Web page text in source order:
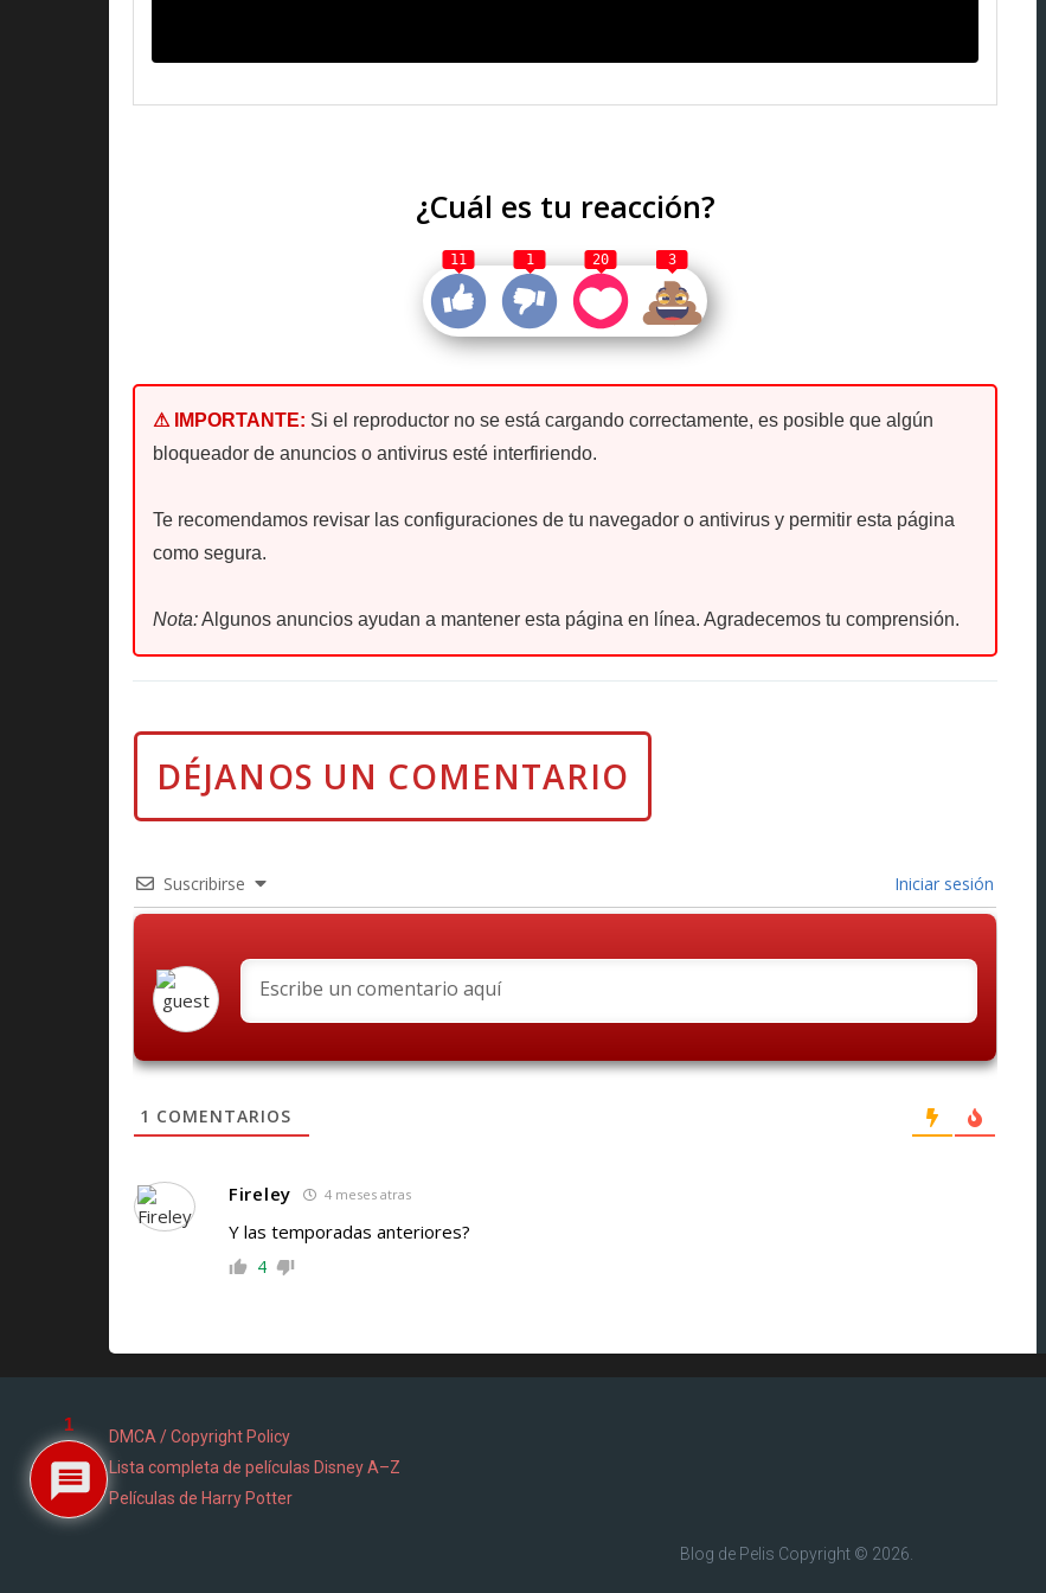
¿Cuál es tu reacción?
11 1 20 3
⚠ IMPORTANTE: Si el reproductor no se está cargando correctamente, es posible que algún
bloqueador de anuncios o antivirus esté interfiriendo.
Te recomendamos revisar las configuraciones de tu navegador o antivirus y permitir esta página
como segura.
Nota:Algunos anuncios ayudan a mantener esta página en línea. Agradecemos tu comprensión.
Suscribirse Iniciar sesión
1 COMENTARIOS
Fireley 4 meses atras
Y las temporadas anteriores?
4
DMCA / Copyright Policy
Lista completa de películas Disney A–Z
Películas de Harry Potter
Blog de Pelis Copyright © 2026.
1